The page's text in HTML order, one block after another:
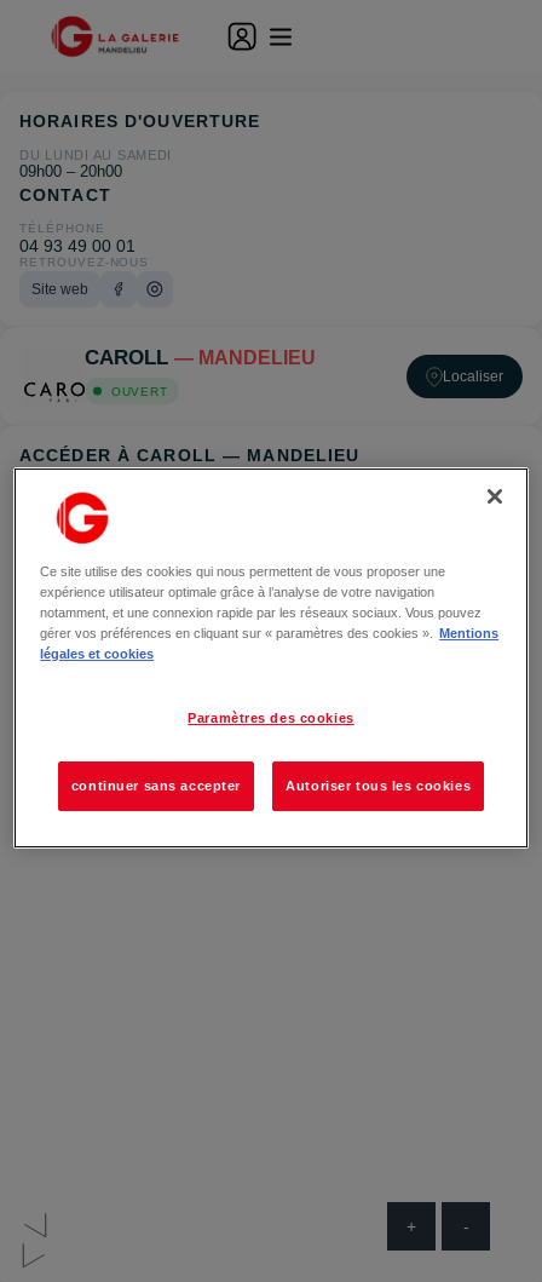
CAROLL — MANDELIEU
OUVERT
Localiser
ACCÉDER À CAROLL — MANDELIEU
+ -
HORAIRES D'OUVERTURE
DU LUNDI AU SAMEDI
09h00 – 20h00
CONTACT
TÉLÉPHONE
04 93 49 00 01
RETROUVEZ-NOUS
Site web
Ce site utilise des cookies qui nous permettent de vous proposer une
expérience utilisateur optimale grâce à l’analyse de votre navigation
notamment, et une connexion rapide par les réseaux sociaux. Vous pouvez
gérer vos préférences en cliquant sur « paramètres des cookies ».
Mentions
légales et cookies
Paramètres des cookies
continuer sans accepter Autoriser tous les cookies